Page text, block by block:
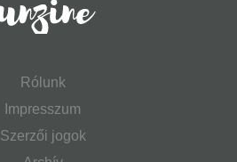
Rólunk
Impresszum
Szerzői jogok